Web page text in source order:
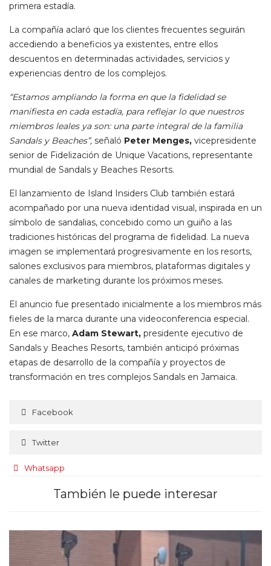
primera estadía.
La compañía aclaró que los clientes frecuentes seguirán
accediendo a beneficios ya existentes, entre ellos
descuentos en determinadas actividades, servicios y
experiencias dentro de los complejos.
“Estamos ampliando la forma en que la fidelidad se
manifiesta en cada estadía, para reflejar lo que nuestros
miembros leales ya son: una parte integral de la familia
Sandals y Beaches”, señaló Peter Menges, vicepresidente
senior de Fidelización de Unique Vacations, representante
mundial de Sandals y Beaches Resorts.
El lanzamiento de Island Insiders Club también estará
acompañado por una nueva identidad visual, inspirada en un
símbolo de sandalias, concebido como un guiño a las
tradiciones históricas del programa de fidelidad. La nueva
imagen se implementará progresivamente en los resorts,
salones exclusivos para miembros, plataformas digitales y
canales de marketing durante los próximos meses.
El anuncio fue presentado inicialmente a los miembros más
fieles de la marca durante una videoconferencia especial.
En ese marco, Adam Stewart, presidente ejecutivo de
Sandals y Beaches Resorts, también anticipó próximas
etapas de desarrollo de la compañía y proyectos de
transformación en tres complejos Sandals en Jamaica.
Facebook
Twitter
Whatsapp
También le puede interesar